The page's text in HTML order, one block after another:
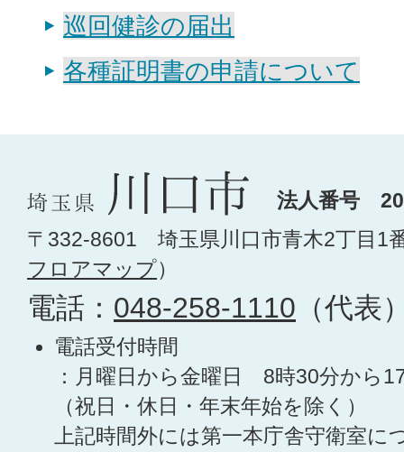
巡回健診の届出
各種証明書の申請について
法人番号
〒332-8601 埼玉県川口市青木2丁目1
フロアマップ）
電話： 048-258-1110 （代表
電話受付時間
：月曜日から金曜日 8時30分から
（祝日・休日・年末年始を除く）
上記時間外には第一本庁舎守衛室に